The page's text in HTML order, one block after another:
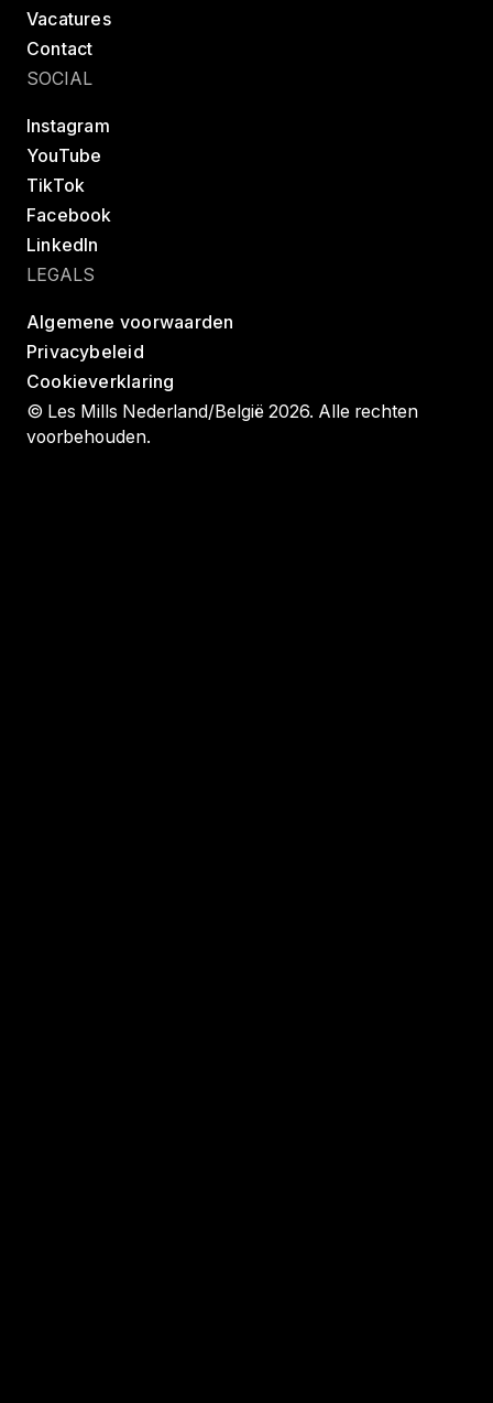
Vacatures
Contact
SOCIAL
Instagram
YouTube
TikTok
Facebook
LinkedIn
LEGALS
Algemene voorwaarden
Privacybeleid
Cookieverklaring
© Les Mills Nederland/België 2026. Alle rechten
voorbehouden.